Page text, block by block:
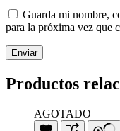
Guarda mi nombre,
para la próxima vez que
Enviar
Productos
AGOTADO